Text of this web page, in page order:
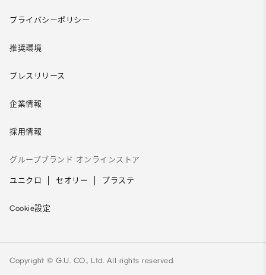
プライバシーポリシー
推奨環境
プレスリリース
企業情報
採用情報
グループブランド オンラインストア
ユニクロ セオリー プラステ
Cookie設定
Copyright © G.U. CO., Ltd. All rights reserved.